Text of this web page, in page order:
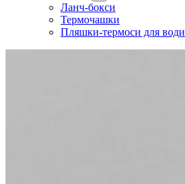
Ланч-бокси
Термочашки
Пляшки-термоси для води